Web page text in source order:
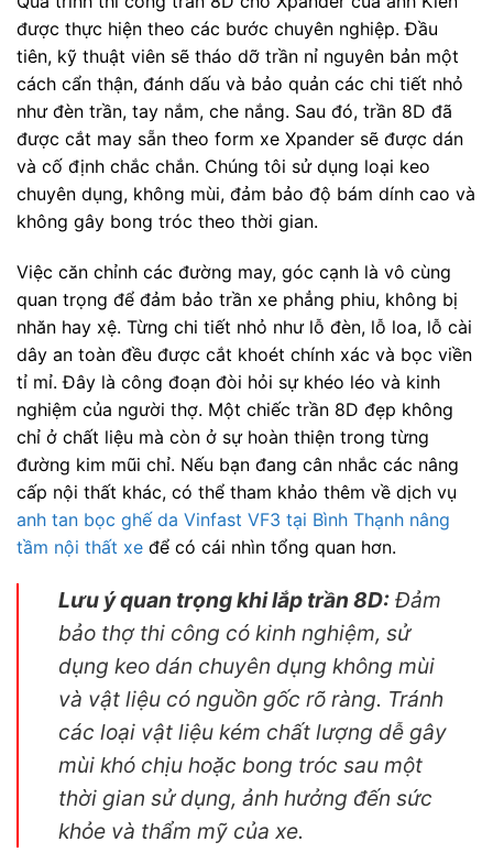
được thực hiện theo các bước chuyên nghiệp. Đầu
tiên, kỹ thuật viên sẽ tháo dỡ trần nỉ nguyên bản một
cách cẩn thận, đánh dấu và bảo quản các chi tiết nhỏ
như đèn trần, tay nắm, che nắng. Sau đó, trần 8D đã
được cắt may sẵn theo form xe Xpander sẽ được dán
và cố định chắc chắn. Chúng tôi sử dụng loại keo
chuyên dụng, không mùi, đảm bảo độ bám dính cao và
không gây bong tróc theo thời gian.
Việc căn chỉnh các đường may, góc cạnh là vô cùng
quan trọng để đảm bảo trần xe phẳng phiu, không bị
nhăn hay xệ. Từng chi tiết nhỏ như lỗ đèn, lỗ loa, lỗ cài
dây an toàn đều được cắt khoét chính xác và bọc viền
tỉ mỉ. Đây là công đoạn đòi hỏi sự khéo léo và kinh
nghiệm của người thợ. Một chiếc trần 8D đẹp không
chỉ ở chất liệu mà còn ở sự hoàn thiện trong từng
đường kim mũi chỉ. Nếu bạn đang cân nhắc các nâng
cấp nội thất khác, có thể tham khảo thêm về dịch vụ
anh tan bọc ghế da Vinfast VF3 tại Bình Thạnh nâng
tầm nội thất xe để có cái nhìn tổng quan hơn.
Lưu ý quan trọng khi lắp trần 8D: Đảm
bảo thợ thi công có kinh nghiệm, sử
dụng keo dán chuyên dụng không mùi
và vật liệu có nguồn gốc rõ ràng. Tránh
các loại vật liệu kém chất lượng dễ gây
mùi khó chịu hoặc bong tróc sau một
thời gian sử dụng, ảnh hưởng đến sức
khỏe và thẩm mỹ của xe.